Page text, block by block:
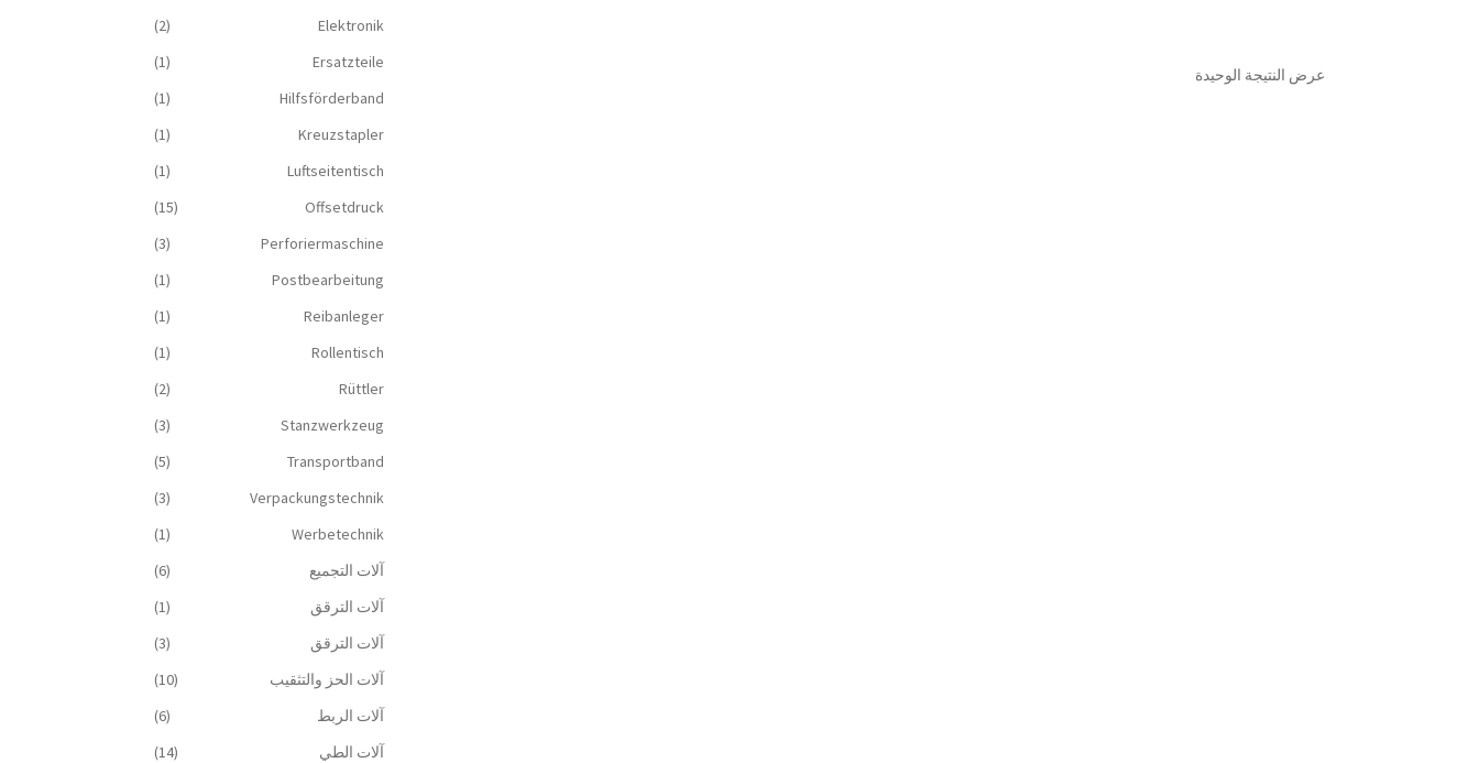
عرض النتيجة الوحيدة
Elektronik
(2)
Ersatzteile
(1)
Hilfsförderband
(1)
Kreuzstapler
(1)
Luftseitentisch
(1)
Offsetdruck
(15)
Perforiermaschine
(3)
Postbearbeitung
(1)
Reibanleger
(1)
Rollentisch
(1)
Rüttler
(2)
Stanzwerkzeug
(3)
Transportband
(5)
Verpackungstechnik
(3)
Werbetechnik
(1)
آلات التجميع
(6)
آلات الترقق
(1)
آلات الترقق
(3)
آلات الحز والتثقيب
(10)
آلات الربط
(6)
آلات الطي
(14)